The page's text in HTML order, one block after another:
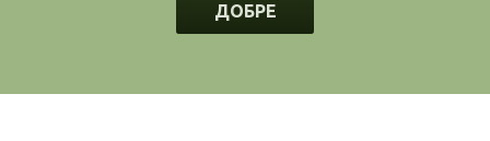
ДОБРЕ